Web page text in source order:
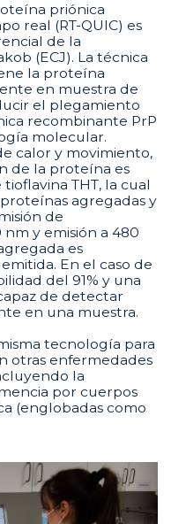
priónica
real (RT-QUIC) es
de la
(ECJ). La técnica
la proteína
en muestra de
el plegamiento
recombinante PrP
molecular.
calor y movimiento,
de la proteína es
THT, la cual
agregadas y
de
y emisión a 480
es
En el caso de
del 91% y una
de detectar
en una muestra.
tecnología para
otras enfermedades
la
por cuerpos
(englobadas como